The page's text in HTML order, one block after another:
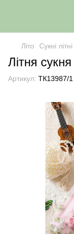
Літо Сукні літні
Літня
Артикул: ТК13987/1